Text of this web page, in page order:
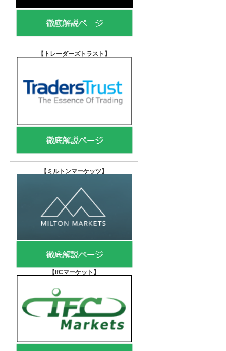
【トレーダーズトラスト 】
【 ミルトンマーケッツ】
【IfCマーケット 】